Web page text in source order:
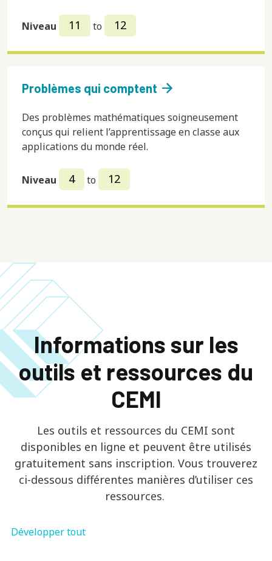
Niveau 11 to 12
Problèmes qui comptent arrow_forward
Des problèmes mathématiques soigneusement
conçus qui relient l’apprentissage en classe aux
applications du monde réel.
Niveau 4 to 12
Informations sur les
outils et ressources du
CEMI
Les outils et ressources du CEMI sont
disponibles en ligne et peuvent être utilisés
gratuitement sans inscription. Vous trouverez
ci-dessous différentes manières d’utiliser ces
ressources.
Développer tout